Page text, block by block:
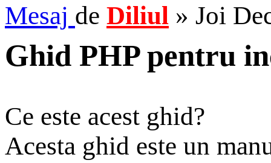
Mesaj de Diliul » Joi
Ghid PHP pentru
Ce este acest ghid?
Acesta ghid este un